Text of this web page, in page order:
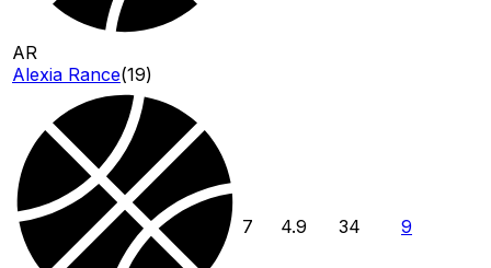
AR
Alexia Rance(19)
7 4.9 34 9